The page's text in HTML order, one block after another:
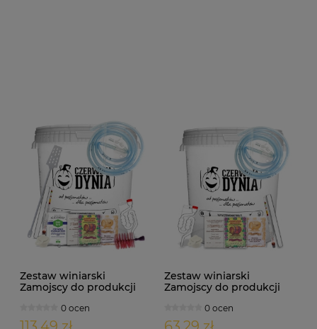
Zestaw winiarski
Zamojscy do produkcji
0 ocen
Zestaw winiarski
Zamojscy do produkcji
0 ocen